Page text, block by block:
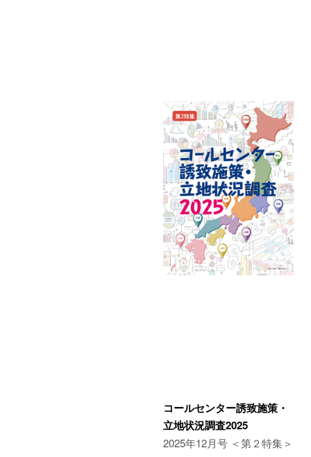
コールセンター誘致施策・
立地状況調査2025
2025年12月号 ＜第２特集＞